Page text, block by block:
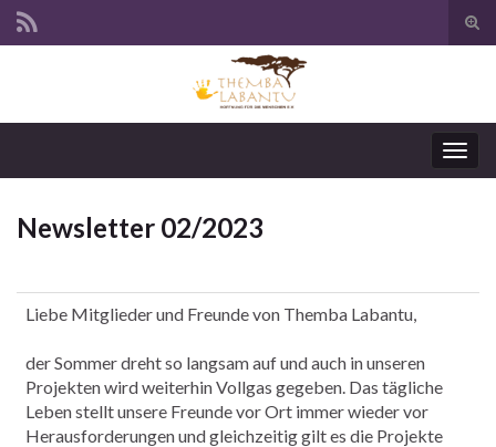
Newsletter 02/2023
Liebe Mitglieder und Freunde von Themba Labantu,
der Sommer dreht so langsam auf und auch in unseren
Projekten wird weiterhin Vollgas gegeben. Das tägliche
Leben stellt unsere Freunde vor Ort immer wieder vor
Herausforderungen und gleichzeitig gilt es die Projekte